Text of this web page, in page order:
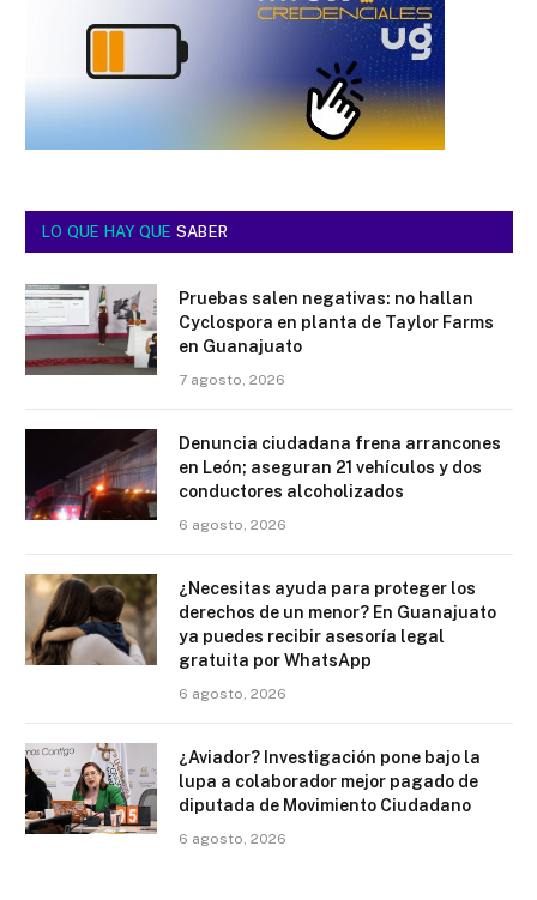
LO QUE HAY QUE SABER
Pruebas salen negativas: no hallan
Cyclospora en planta de Taylor Farms
en Guanajuato
7 agosto, 2026
Denuncia ciudadana frena arrancones
en León; aseguran 21 vehículos y dos
conductores alcoholizados
6 agosto, 2026
¿Necesitas ayuda para proteger los
derechos de un menor? En Guanajuato
ya puedes recibir asesoría legal
gratuita por WhatsApp
6 agosto, 2026
¿Aviador? Investigación pone bajo la
lupa a colaborador mejor pagado de
diputada de Movimiento Ciudadano
6 agosto, 2026